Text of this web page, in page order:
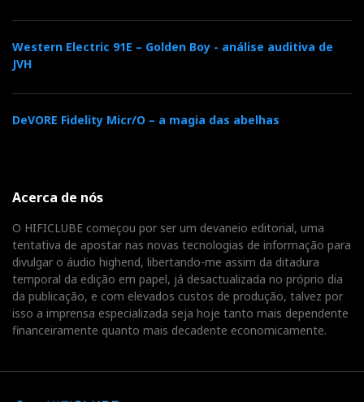
Western Electric 91E – Golden Boy - análise auditiva de
JVH
DeVORE Fidelity Micr/O – a magia das abelhas
Acerca de nós
O HIFICLUBE começou por ser um devaneio editorial, uma
tentativa de apostar nas novas tecnologias de informação para
divulgar o áudio highend, libertando-me assim da ditadura
temporal da edição em papel, já desactualizada no próprio dia
da publicação, e com elevados custos de produção, talvez por
isso a imprensa especializada seja hoje tanto mais dependente
financeiramente quanto mais decadente economicamente.